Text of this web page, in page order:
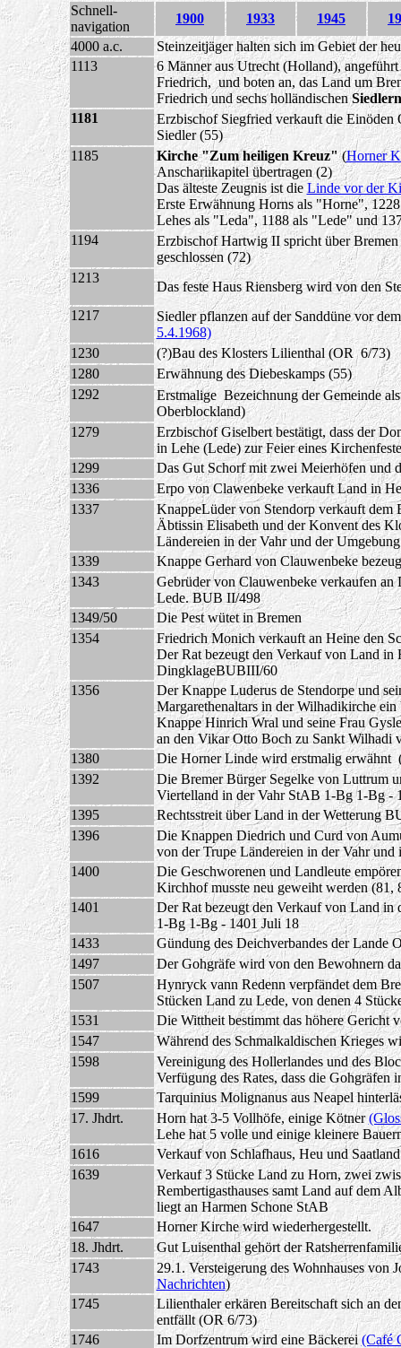
Schnell-
navigation
1900 1933 1945
4000 a.c.
Steinzeitjäger halten sich im Gebiet der
1113
6 Männer aus Utrecht (Holland),
Friedrich, und boten an, das Land um
Friedrich und sechs holländischenSiedlern
1181
Erzbischof Siegfried verkauft die
Siedler (55)
1185
Kirche "Zum heiligen Kreuz"(Horner
Anschariikapitel übertragen (2)
Das älteste Zeugnis ist die Linde vor der
Erste Erwähnung Horns als "Horne",
Lehes als "Leda", 1188 als "Lede" und
1194
Erzbischof Hartwig II spricht über
geschlossen (72)
1213
Das feste Haus Riensberg wird von den
1217
Siedler pflanzen auf der Sanddüne vor
5.4.1968)
1230
(?)Bau des Klosters Lilienthal (OR 6/73)
1280
Erwähnung des Diebeskamps (55)
1292
Erstmalige Bezeichnung der Gemeinde
Oberblockland)
1279
Erzbischof Giselbert bestätigt, dass der
in Lehe (Lede)zur Feier eines
1299
Das Gut Schorf mit zwei Meierhöfen und
1336
Erpo von Clawenbeke verkauft Land in
1337
KnappeLüder von Stendorp verkauft
Äbtissin Elisabeth und der Konvent des
Ländereien in der Vahr und der
1339
Knappe Gerhard von Clauwenbeke
1343
Gebrüder von Clauwenbeke verkaufen
Lede. BUB II/498
1349/50
Die Pest wütet in Bremen
1354
Friedrich Monich verkauft an Heine den
Der Rat bezeugt den Verkauf von Land in
DingklageBUBIII/60
1356
Der Knappe Luderus de Stendorpe und
Margarethenaltars in der Wilhadikirche
Knappe Hinrich Wral und seine Frau
an den Vikar Otto Boch zu Sankt Wilhadi
1380
Die Horner Linde wird erstmalig erwähnt
1392
Die Bremer Bürger Segelke von Luttrum
Viertelland in der Vahr StAB 1-Bg 1-Bg -
1395
Rechtsstreit über Land in der Wetterung
1396
Die Knappen Diedrich und Curd von
von der Trupe Ländereien in der Vahr
1400
Die Geschworenen und Landleute
Kirchhof musste neu geweiht werden (81,
1401
Der Rat bezeugt den Verkauf von Land in
1-Bg 1-Bg - 1401 Juli 18
1433
Gündung des Deichverbandes der Lande
1497
Der Gohgräfe wird von den Bewohnern
1507
Hynryck vann Redenn verpfändet dem
Stücken Land zuLede, von denen 4
1531
Die Wittheit bestimmt das höhere Gericht
1547
Während des Schmalkaldischen Krieges
1598
Vereinigung des Hollerlandes und des
Verfügung des Rates, dass die
1599
Tarquinius Molignanus aus Neapel
17. Jhdrt.
Horn hat 3-5 Vollhöfe, einige Kötner
Lehe hat 5 volle und einige kleinere
1616
Verkauf von Schlafhaus, Heu und
1639
Verkauf 3 Stücke Land zu Horn, zwei
Rembertigasthauses samt Land auf dem
liegt an Harmen Schone StAB
1647
Horner Kirche wird wiederhergestellt.
18. Jhdrt.
Gut Luisenthal gehört der
1743
29.1. Versteigerung des Wohnhauses von
Nachrichten)
1745
Lilienthaler erkären Bereitschaft sich an
entfällt (OR 6/73)
1746
Im Dorfzentrum wird eine Bäckerei (Café